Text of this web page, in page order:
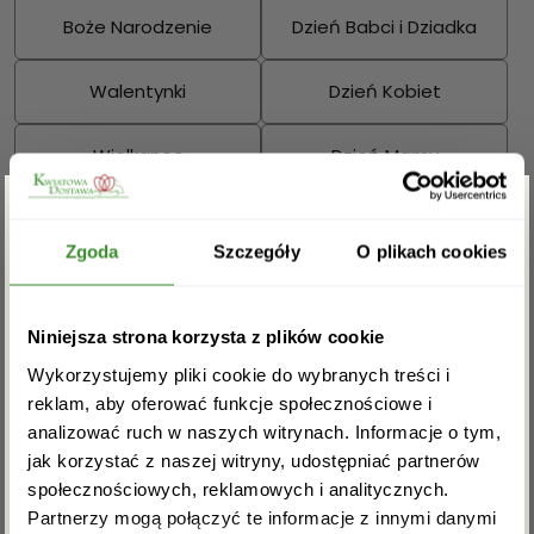
Zgoda Szczegóły O plikach cookies
Niniejsza strona korzysta z plików cookie
Wykorzystujemy pliki cookie do wybranych treści i
reklam, aby oferować funkcje społecznościowe i
analizować ruch w naszych witrynach. Informacje o tym,
jak korzystać z naszej witryny, udostępniać partnerów
społecznościowych, reklamowych i analitycznych.
Partnerzy mogą połączyć te informacje z innymi danymi
Boże Narodzenie Dzień Babci i Dziadka
Walentynki Dzień Kobiet
Wielkanoc Dzień Mamy
Sprawdź również:
Bukiety mieszane Kosze kwiatowe
Zgarnij rabat -5%
Zapisz się do newslettera i zgarnij
rabat na pierwsze zakupy!